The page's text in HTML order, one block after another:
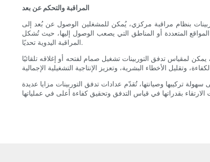
المراقبة والتحكم عن بعد
بنظام مراقبة مركزي، يُمكن للمشغلين الوصول عن بُعد إلى
المتعددة أو المناطق التي يصعب الوصول إليها، حيث تُشكل
المراقبة اليدوية تحديًا.
لمقياس تدفق التوربينات تشغيل صمام لفتحه أو إغلاقه تلقائيًا
تركيبها وصيانتها، تُقدّم عدادات تدفق التوربينات مزايا عديدة